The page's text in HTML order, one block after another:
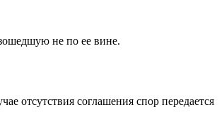
не по ее вине.
отсутствия соглашения спор передается